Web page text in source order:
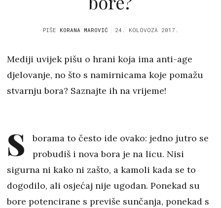
PIŠE KORANA MAROVIĆ 24. KOLOVOZA 2017.
Mediji uvijek pišu o hrani koja ima anti-age
djelovanje, no što s namirnicama koje pomažu
stvarnju bora? Saznajte ih na vrijeme!
S
borama to često ide ovako: jedno jutro se
probudiš i nova bora je na licu. Nisi
sigurna ni kako ni zašto, a kamoli kada se to
dogodilo, ali osjećaj nije ugodan. Ponekad su
bore potencirane s previše sunčanja, ponekad s